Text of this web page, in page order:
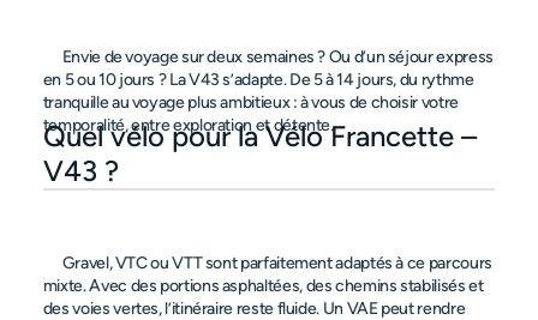
      Envie de voyage sur deux semaines ? Ou d’un séjour express
en 5 ou 10 jours ? La V43 s’adapte. De 5 à 14 jours, du rythme
tranquille au voyage plus ambitieux : à vous de choisir votre
temporalité, entre exploration et détente.
Quel vélo pour la Vélo Francette –
V43 ?
      Gravel, VTC ou VTT sont parfaitement adaptés à ce parcours
mixte. Avec des portions asphaltées, des chemins stabilisés et
des voies vertes, l’itinéraire reste fluide. Un VAE peut rendre